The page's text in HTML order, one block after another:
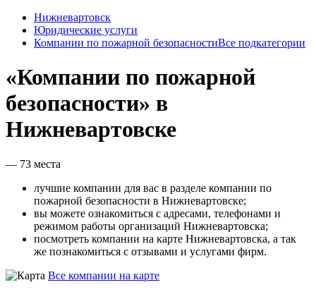
Нижневартовск
Юридические услуги
Компании по пожарной безопасностиВсе подкатегории
«Компании по пожарной
безопасности» в
Нижневартовске
— 73 места
лучшие компании для вас в разделе компании по
пожарной безопасности в Нижневартовске;
вы можете ознакомиться с адресами, телефонами и
режимом работы организаций Нижневартовска;
посмотреть компании на карте Нижневартовска, а так
же познакомиться с отзывами и услугами фирм.
Все компании на карте